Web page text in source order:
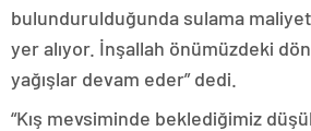
bulundurulduğunda sulama
yer alıyor. İnşallah önümüzdeki
yağışlar devam eder” dedi.
“Kış mevsiminde beklediğimiz